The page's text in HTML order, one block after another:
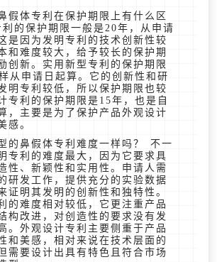
假体专利在保护期限上有什么区
的保护期限一般是20年，从申请
是因为发明专利的技术创新性较
和难度较大，给予较长的保护期
创新。实用新型专利的保护期限
从申请日起算。它的创新性和研
明专利较低，所以保护期限也较
专利的保护期限是15年，也是自
，主要是为了保护产品外观设计
感。
的鼻假体专利难度一样吗？ 不一
专利的难度最大，因为它要求具
性、新颖性和实用性。申请人需
研发工作，提供充分的实验数据
证明其发明的创新性和独特性。
的难度相对较低，它更注重产品
构改进，对创造性的要求没有发
。外观设计专利主要侧重于产品
和美感，相对来说在技术层面的
需要设计出具有特色且符合市场